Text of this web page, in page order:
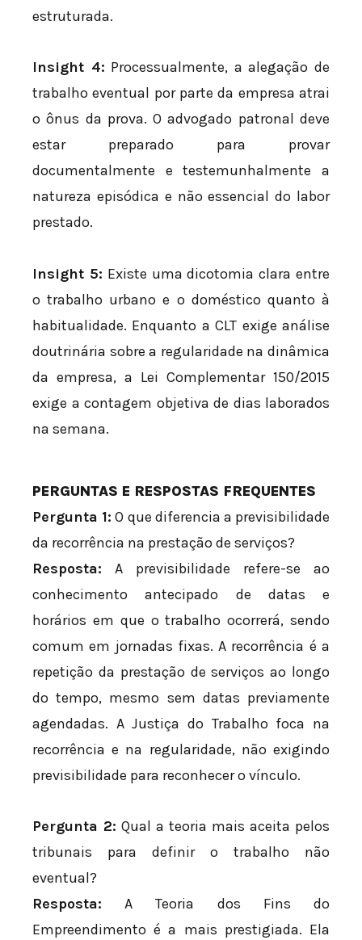
estruturada.
Insight 4: Processualmente, a alegação de
trabalho eventual por parte da empresa atrai
o ônus da prova. O advogado patronal deve
estar preparado para provar
documentalmente e testemunhalmente a
natureza episódica e não essencial do labor
prestado.
Insight 5: Existe uma dicotomia clara entre
o trabalho urbano e o doméstico quanto à
habitualidade. Enquanto a CLT exige análise
doutrinária sobre a regularidade na dinâmica
da empresa, a Lei Complementar 150/2015
exige a contagem objetiva de dias laborados
na semana.
PERGUNTAS E RESPOSTAS FREQUENTES
Pergunta 1: O que diferencia a previsibilidade
da recorrência na prestação de serviços?
Resposta: A previsibilidade refere-se ao
conhecimento antecipado de datas e
horários em que o trabalho ocorrerá, sendo
comum em jornadas fixas. A recorrência é a
repetição da prestação de serviços ao longo
do tempo, mesmo sem datas previamente
agendadas. A Justiça do Trabalho foca na
recorrência e na regularidade, não exigindo
previsibilidade para reconhecer o vínculo.
Pergunta 2: Qual a teoria mais aceita pelos
tribunais para definir o trabalho não
eventual?
Resposta: A Teoria dos Fins do
Empreendimento é a mais prestigiada. Ela